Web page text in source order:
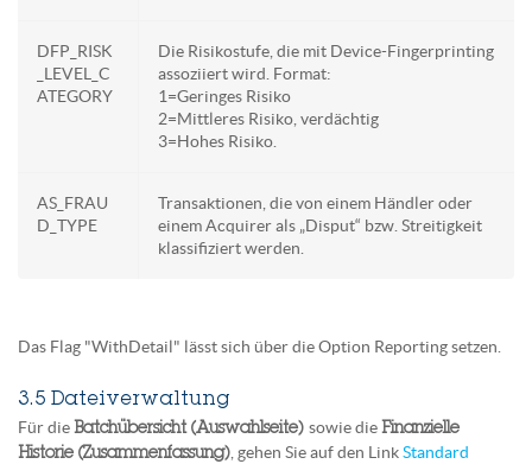
DFP_RISK
_LEVEL_C
ATEGORY
Die Risikostufe, die mit Device-Fingerprinting
assoziiert wird. Format:
1=Geringes Risiko
2=Mittleres Risiko, verdächtig
3=Hohes Risiko.
AS_FRAU
D_TYPE
Transaktionen, die von einem Händler oder
einem Acquirer als „Disput“ bzw. Streitigkeit
klassifiziert werden.
Das Flag "WithDetail" lässt sich über die Option Reporting setzen.
3.5 Dateiverwaltung
Für die Batchübersicht (Auswahlseite) sowie die Finanzielle
Historie (Zusammenfassung) , gehen Sie auf den LinkStandard